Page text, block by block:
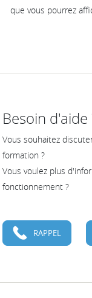
que vous pourrez
Besoin d'aide
Vous souhaitez
formation ?
Vous voulez plus
fonctionnement ?
RAPPEL